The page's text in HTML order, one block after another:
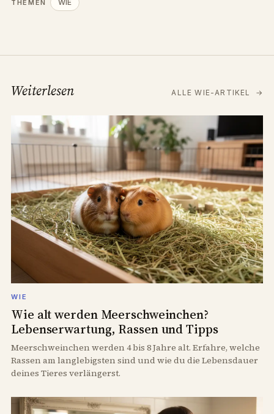
THEMEN WIE
Weiterlesen ALLE WIE-ARTIKEL →
WIE
Wie alt werden Meerschweinchen?
Lebenserwartung, Rassen und Tipps
Meerschweinchen werden 4 bis 8 Jahre alt. Erfahre, welche
Rassen am langlebigsten sind und wie du die Lebensdauer
deines Tieres verlängerst.